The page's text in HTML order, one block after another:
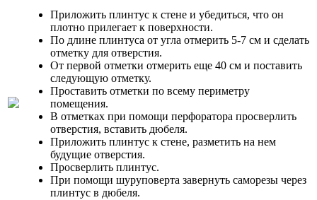
Приложить плинтус к стене и убедиться, что он
плотно прилегает к поверхности.
По длине плинтуса от угла отмерить 5-7 см и сделать
отметку для отверстия.
От первой отметки отмерить еще 40 см и поставить
следующую отметку.
Проставить отметки по всему периметру
помещения.
В отметках при помощи перфоратора просверлить
отверстия, вставить дюбеля.
Приложить плинтус к стене, разметить на нем
будущие отверстия.
Просверлить плинтус.
При помощи шуруповерта завернуть саморезы через
плинтус в дюбеля.